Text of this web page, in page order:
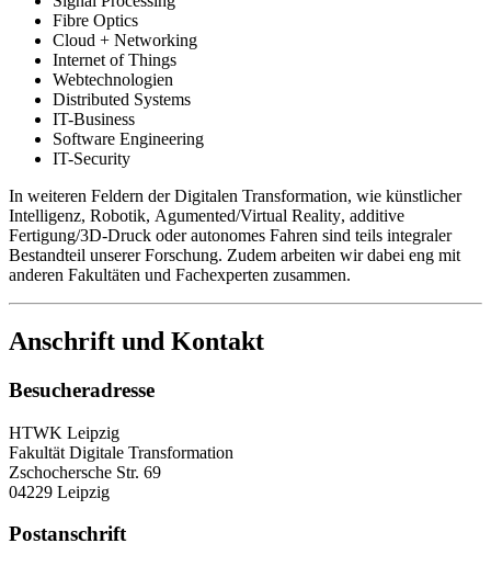
Fibre Optics
Cloud + Networking
Internet of Things
Webtechnologien
Distributed Systems
IT-Business
Software Engineering
IT-Security
In weiteren Feldern der Digitalen Transformation, wie künstlicher
Intelligenz, Robotik, Agumented/Virtual Reality, additive
Fertigung/3D-Druck oder autonomes Fahren sind teils integraler
Bestandteil unserer Forschung. Zudem arbeiten wir dabei eng mit
anderen Fakultäten und Fachexperten zusammen.
Anschrift und Kontakt
Besucheradresse
HTWK Leipzig
Fakultät Digitale Transformation
Zschochersche Str. 69
04229 Leipzig
Postanschrift